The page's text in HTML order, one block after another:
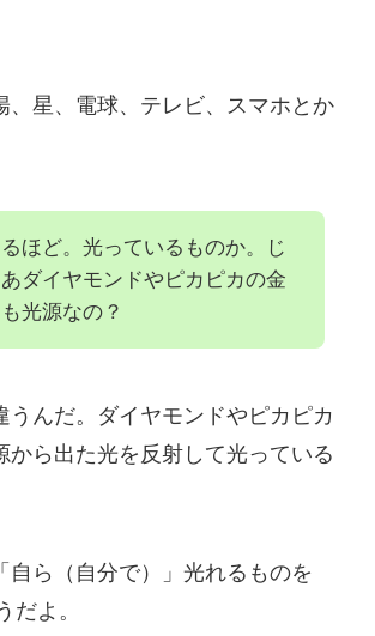
、星、電球、テレビ、スマホとか
ほど。光っているものか。じ
ダイヤモンドやピカピカの金
光源なの？
うんだ。ダイヤモンドやピカピカ
から出た光を反射して光っている
自ら（自分で）」光れるものを
だよ。